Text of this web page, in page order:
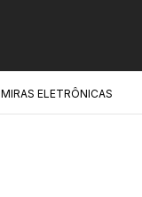
MIRAS ELETRÔNICAS